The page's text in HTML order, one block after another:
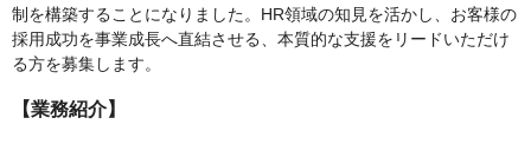
制を構築することになりました。HR領域の知見を活かし、お客様の
採用成功を事業成長へ直結させる、本質的な支援をリードいただけ
る方を募集します。
【業務紹介】